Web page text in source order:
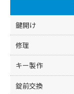
o
k
鍵開け
修理
キー製作
錠前交換